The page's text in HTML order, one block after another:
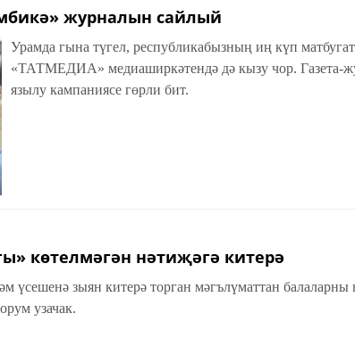
журналын сайлый
Урамда гына түгел, республикабызның иң күп
«ТАТМЕДИА» медиаширкәтендә дә кызу чор. Газета-
язылу кампаниясе гөрли бит.
көтелмәгән нәтиҗәгә китерә
үсешенә зыян китерә торган мәгълүматтан балаларны
узачак.